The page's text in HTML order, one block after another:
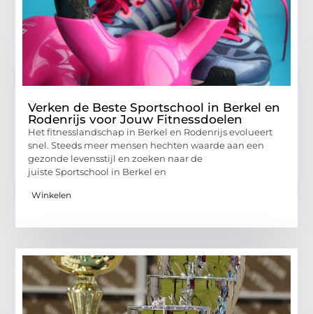
Verken de Beste Sportschool in Berkel en
Rodenrijs voor Jouw Fitnessdoelen
Het fitnesslandschap in Berkel en Rodenrijs evolueert
snel. Steeds meer mensen hechten waarde aan een
gezonde levensstijl en zoeken naar de
juiste Sportschool in Berkel en
Winkelen